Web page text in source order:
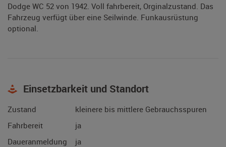
Dodge WC 52 von 1942. Voll fahrbereit, Orginalzustand. Das
Fahrzeug verfügt über eine Seilwinde. Funkausrüstung
optional.
Einsetzbarkeit und Standort
Zustand
kleinere bis mittlere Gebrauchsspuren
Fahrbereit
ja
Daueranmeldung
ja